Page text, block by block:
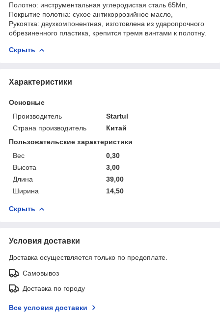
Полотно: инструментальная углеродистая сталь 65Mn,
Покрытие полотна: сухое антикоррозийное масло,
Рукоятка: двухкомпонентная, изготовлена из ударопрочного
обрезиненного пластика, крепится тремя винтами к полотну.
Скрыть
Характеристики
Основные
Производитель
Startul
Страна производитель
Китай
Пользовательские характеристики
Вес
0,30
Высота
3,00
Длина
39,00
Ширина
14,50
Скрыть
Условия доставки
Доставка осуществляется только по предоплате.
Самовывоз
Доставка по городу
Все условия доставки